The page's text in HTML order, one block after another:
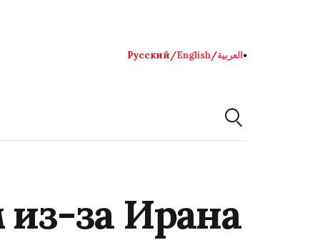
Русский/English/العربية●
из-за Ирана